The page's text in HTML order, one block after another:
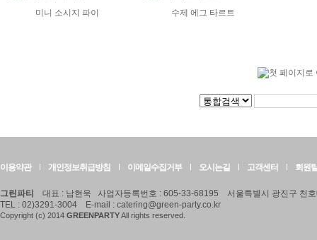
미니 소시지 파이 수제 에그 타르트
이용약관 개인정보취급방침 이메일수집거부 오시는길 고객센터 회원
그린파티 대표 : 남현욱 사업자등록번호 : 605-33-68195 서울특별시 광진구 천호
TEL : 02)3291-3004 E-mail : catering@green-party.co.kr
Copyright (c) 2014 GREENPARTYAll rights reserved.